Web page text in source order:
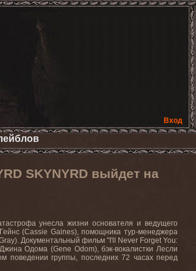
Вход
SKYNYRD выйдет на
унесла жизни основателя и ведущего
(Cassie Gaines), помощника тур-менеджера
Документальный фильм "I'll Never Forget You:
Одома (Gene Odom), бэк-вокалистки Лесли
поведении группы, последних 72 часах перед